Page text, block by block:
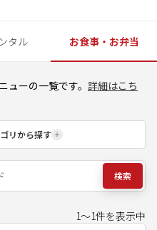
タル お食事・お弁当
ューの一覧です。 詳細はこち
リから探す
検索
1～1件を表示中